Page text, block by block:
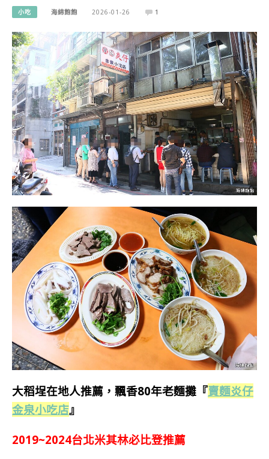
小吃 海綿飽飽 2026-01-26 1
大稻埕在地人推薦，飄香80年老麵攤 『賣麵炎仔
金泉小吃店』
2019~2024台北米其林必比登推薦